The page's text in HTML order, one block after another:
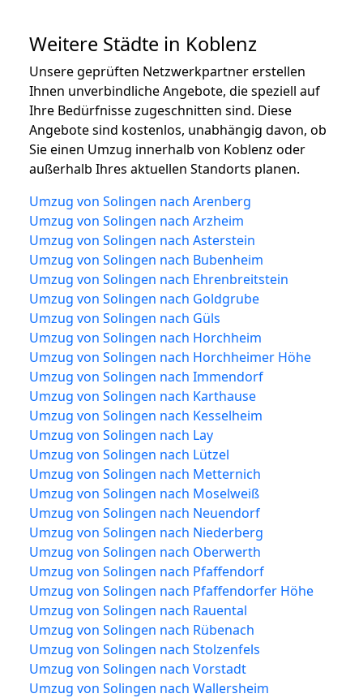
Weitere Städte in Koblenz
Unsere geprüften Netzwerkpartner erstellen
Ihnen unverbindliche Angebote, die speziell auf
Ihre Bedürfnisse zugeschnitten sind. Diese
Angebote sind kostenlos, unabhängig davon, ob
Sie einen Umzug innerhalb von Koblenz oder
außerhalb Ihres aktuellen Standorts planen.
Umzug von Solingen nach Arenberg
Umzug von Solingen nach Arzheim
Umzug von Solingen nach Asterstein
Umzug von Solingen nach Bubenheim
Umzug von Solingen nach Ehrenbreitstein
Umzug von Solingen nach Goldgrube
Umzug von Solingen nach Güls
Umzug von Solingen nach Horchheim
Umzug von Solingen nach Horchheimer Höhe
Umzug von Solingen nach Immendorf
Umzug von Solingen nach Karthause
Umzug von Solingen nach Kesselheim
Umzug von Solingen nach Lay
Umzug von Solingen nach Lützel
Umzug von Solingen nach Metternich
Umzug von Solingen nach Moselweiß
Umzug von Solingen nach Neuendorf
Umzug von Solingen nach Niederberg
Umzug von Solingen nach Oberwerth
Umzug von Solingen nach Pfaffendorf
Umzug von Solingen nach Pfaffendorfer Höhe
Umzug von Solingen nach Rauental
Umzug von Solingen nach Rübenach
Umzug von Solingen nach Stolzenfels
Umzug von Solingen nach Vorstadt
Umzug von Solingen nach Wallersheim